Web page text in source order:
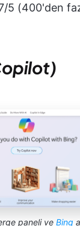
5 (400'den
paneli ve Bing